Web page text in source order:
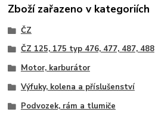
Zboží zařazeno v kategoriích
ČZ
ČZ 125, 175 typ 476, 477, 487, 488
Motor, karburátor
Výfuky, kolena a příslušenství
Podvozek, rám a tlumiče